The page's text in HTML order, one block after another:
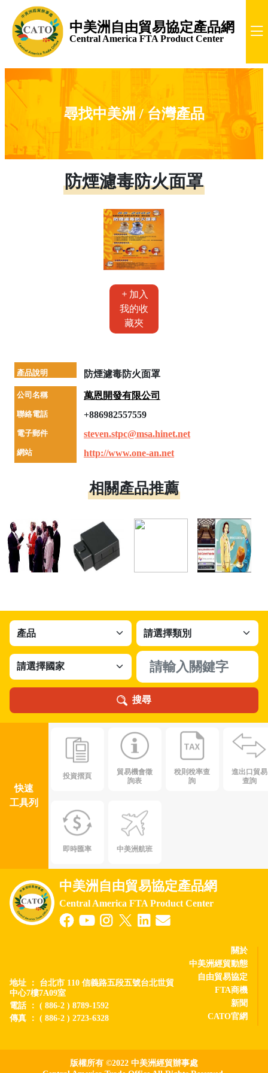
中美洲自由貿易協定產品網
Central America FTA Product Center
尋找中美洲 / 台灣產品
防煙濾毒防火面罩
加入
我的收
藏夾
產品說明 防煙濾毒防火面罩
公司名稱 萬恩開發有限公司
聯絡電話 +886982557559
電子郵件 steven.stpc@msa.hinet.net
網站 http://www.one-an.net
相關產品推薦
搜尋
快速
工具列
投資摺頁
貿易機會徵
詢表
稅則稅率查
詢
進出口貿易
查詢
即時匯率 中美洲航班
中美洲自由貿易協定產品網
Central America FTA Product Center
地址 ： 台北市 110 信義路五段五號台北世貿
中心7樓7A09室
電話 ： ( 886-2 ) 8789-1592
傳真 ： ( 886-2 ) 2723-6328
關於
中美洲經貿動態
自由貿易協定
FTA商機
新聞
CATO官網
版權所有 ©2022 中美洲經貿辦事處